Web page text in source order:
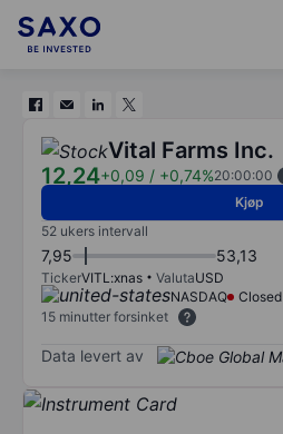
Vital Farms Inc.
12,24+0,09 / +0,74%20:00:00
Kjøp
52 ukers intervall
7,95 53,13
TickerVITL:xnas ValutaUSD
NASDAQ
Closed
15 minutter forsinket
Data levert av